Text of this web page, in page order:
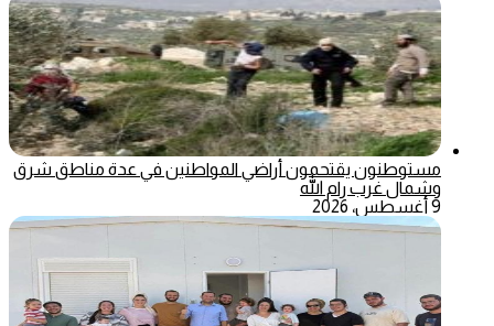
مستوطنون يقتحمون أراضي المواطنين في عدة مناطق شرق
وشمال غرب رام الله
9 أغسطس، 2026